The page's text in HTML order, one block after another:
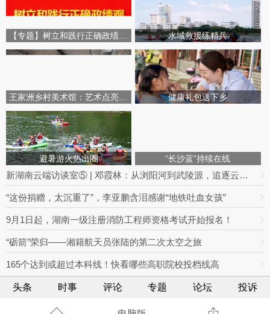
水域救援练精兵
健康礼包送下乡
避暑游火热出圈 “长沙蓝”持续在线
新湖南云端访谈室⑤ | 邓霞林：从浏阳河到武陵源，追逐云海的光影之路
“这份捐赠，太沉重了”，李亚鹏含泪感谢“地铁吐血女孩”
9月1日起，湖南一级注册消防工程师资格考试开始报名！
“砺箭”荣归——湘籍航天员张陆的第二次太空之旅
165个达到或超过本科线！快看哪些高职院校投档线高
头条 时事 评论 专题 论坛 投诉